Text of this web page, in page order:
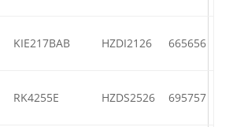
KIE217BAB HZDI2126 665656
RK4255E HZDS2526 695757